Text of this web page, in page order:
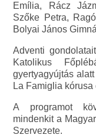
Emília, Rácz
Szőke Petra,
Bolyai János
Adventi
Katolikus
gyertyagyújtás
La Famiglia kórusa
A programot
mindenkit a
Szervezete.